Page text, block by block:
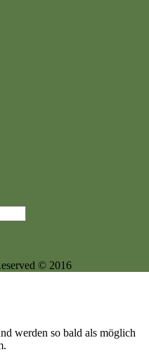
© 2016
werden so bald als möglich